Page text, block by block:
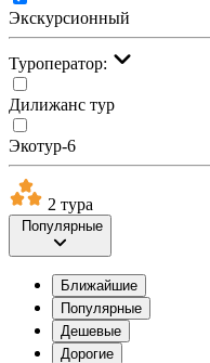
Экскурсионный
Туроператор:
Дилижанс тур
Экотур-6
2 тура
Популярные
Ближайшие
Популярные
Дешевые
Дорогие